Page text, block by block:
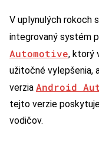
V uplynulých rokoch
integrovaný systém
Automotive, ktorý
užitočné vylepšenia,
verzia Android
tejto verzie
vodičov.